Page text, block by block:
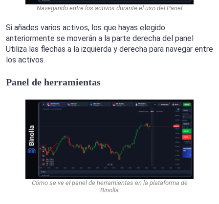
Navegando entre los activos durante el uso del Panel
Si añades varios activos, los que hayas elegido
anteriormente se moverán a la parte derecha del panel
Utiliza las flechas a la izquierda y derecha para navegar entre
los activos.
Panel de herramientas
Cómo se ve el panel de herramientas en la plataforma de
Binolla